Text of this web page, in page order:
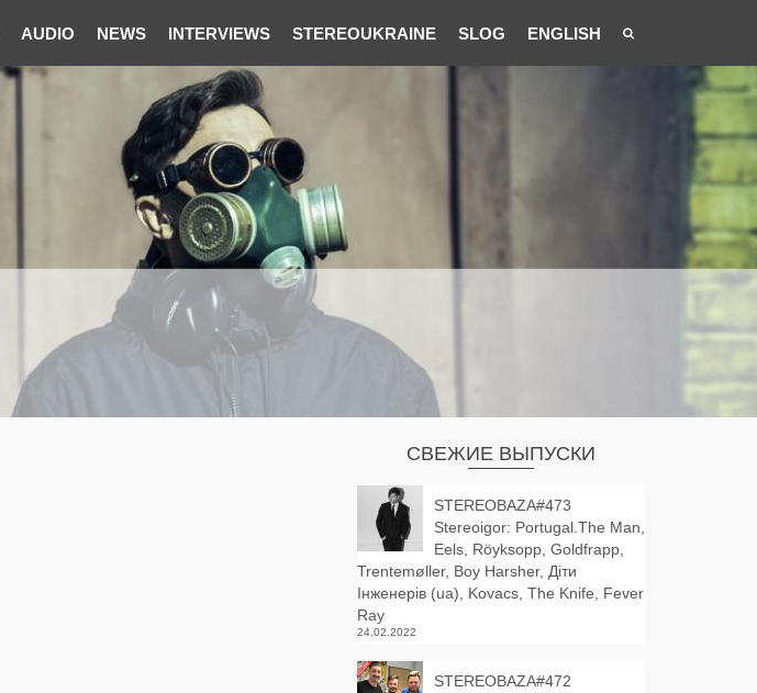
AUDIO NEWS INTERVIEWS STEREOUKRAINE SLOG ENGLISH
СВЕЖИЕ ВЫПУСКИ
STEREOBAZA#473
Stereoigor: Portugal.The Man,
Eels, Röyksopp, Goldfrapp,
Trentemøller, Boy Harsher, Діти
Інженерів (ua), Kovacs, The Knife, Fever
Ray
24.02.2022
STEREOBAZA#472